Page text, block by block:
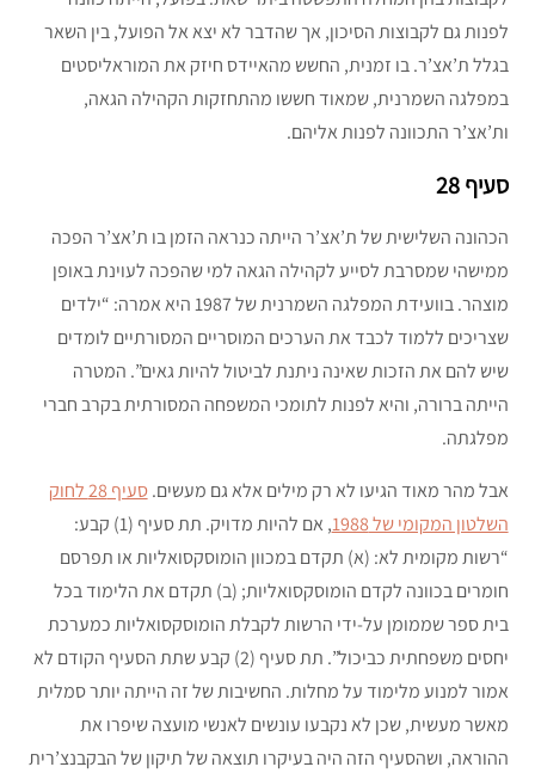
לפנות גם לקבוצות הסיכון, אך שהדבר לא יצא אל הפועל, בין השאר
בגלל ת’אצ’ר. בו זמנית, החשש מהאיידס חיזק את המוראליסטים
במפלגה השמרנית, שמאוד חששו מהתחזקות הקהילה הגאה,
ות’אצ’ר התכוונה לפנות אליהם.
סעיף 28
הכהונה השלישית של ת’אצ’ר הייתה כנראה הזמן בו ת’אצ’ר הפכה
ממישהי שמסרבת לסייע לקהילה הגאה למי שהפכה לעוינת באופן
מוצהר. בוועידת המפלגה השמרנית של 1987 היא אמרה: “ילדים
שצריכים ללמוד לכבד את הערכים המוסריים המסורתיים לומדים
שיש להם את הזכות שאינה ניתנת לביטול להיות גאים”. המטרה
הייתה ברורה, והיא לפנות לתומכי המשפחה המסורתית בקרב חברי
מפלגתה.
אבל מהר מאוד הגיעו לא רק מילים אלא גם מעשים.
סעיף 28 לחוק
השלטון המקומי של 1988
, אם להיות מדויק. תת סעיף (1) קבע:
“רשות מקומית לא: (א) תקדם במכוון הומוסקסואליות או תפרסם
חומרים בכוונה לקדם הומוסקסואליות; (ב) תקדם את הלימוד בכל
בית ספר שממומן על-ידי הרשות לקבלת הומוסקסואליות כמערכת
יחסים משפחתית כביכול”. תת סעיף (2) קבע שתת הסעיף הקודם לא
אמור למנוע מלימוד על מחלות. החשיבות של זה הייתה יותר סמלית
מאשר מעשית, שכן לא נקבעו עונשים לאנשי מועצה שיפרו את
ההוראה, ושהסעיף הזה היה בעיקרו תוצאה של תיקון של הבקבנצ’רית